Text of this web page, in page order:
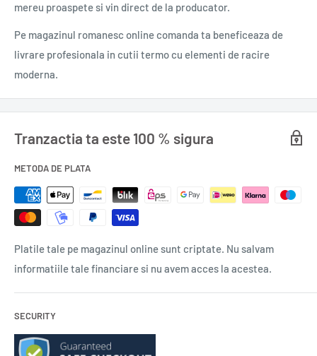
mereu proaspete si vin direct de la producator.
Pe magazinul romanesc online comanda ta beneficeaza de
livrare profesionala in cutii termo cu elementi de racire
moderna.
Tranzactia ta este 100 % sigura
METODA DE PLATA
Platile tale pe magazinul online sunt criptate. Nu salvam
informatiile tale financiare si nu avem acces la acestea.
SECURITY